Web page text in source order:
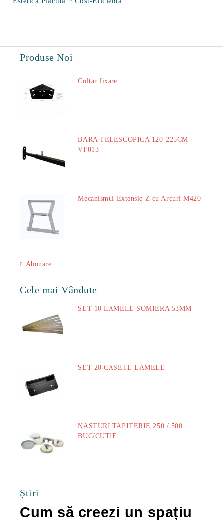
Produse Noi
Coltar fixare
BARA TELESCOPICA 120-225CM
VF013
Mecanismul Extensie Z cu Arcuri M420
Abonare
Cele mai Vândute
SET 10 LAMELE SOMIERA 53MM
SET 20 CASETE LAMELE
NASTURI TAPITERIE 250 / 500
BUC/CUTIE
Știri
Cum să creezi un spațiu